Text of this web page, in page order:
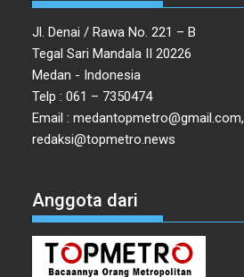
Jl. Denai / Rawa No. 221 – B
Tegal Sari Mandala II 20226
Medan - Indonesia
Telp : 061 – 7350474
Email : medantopmetro@gmail.com,
redaksi@topmetro.news
Anggota dari